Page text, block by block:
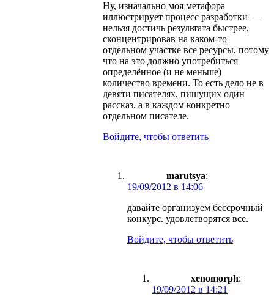
Ну, изначально моя метафора
иллюстрирует процесс разработки —
нельзя достичь результата быстрее,
сконцентрировав на каком-то
отдельном участке все ресурсы, потому
что на это должно употребиться
определённое (и не меньше)
количество времени. То есть дело не в
девяти писателях, пишущих один
рассказ, а в каждом конкретно
отдельном писателе.
Войдите, чтобы ответить
marutsya:
19/09/2012 в 14:06
давайте организуем бессрочный
конкурс. удовлетворятся все.
Войдите, чтобы ответить
xenomorph:
19/09/2012 в 14:21